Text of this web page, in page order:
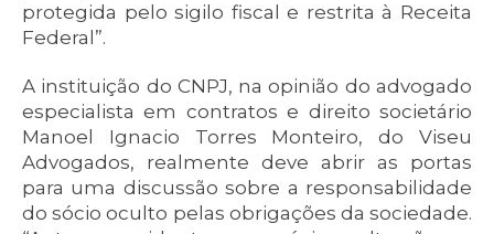
protegida pelo sigilo fiscal e restrita à Receita
Federal”.
A instituição do CNPJ, na opinião do advogado
especialista em contratos e direito societário
Manoel Ignacio Torres Monteiro, do Viseu
Advogados, realmente deve abrir as portas
para uma discussão sobre a responsabilidade
do sócio oculto pelas obrigações da sociedade.